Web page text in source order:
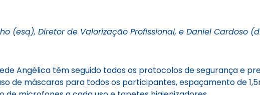
(esq), Diretor de Valorização Profissional, e Daniel Cardoso
Angélica têm seguido todos os protocolos de segurança e
de máscaras para todos os participantes, espaçamento de